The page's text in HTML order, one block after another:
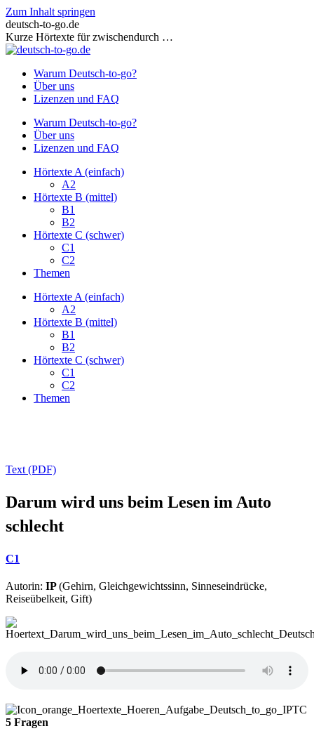
Zum Inhalt springen
deutsch-to-go.de
Kurze Hörtexte für zwischendurch …
Warum Deutsch-to-go?
Über uns
Lizenzen und FAQ
Warum Deutsch-to-go?
Über uns
Lizenzen und FAQ
Hörtexte A (einfach)
A2
Hörtexte B (mittel)
B1
B2
Hörtexte C (schwer)
C1
C2
Themen
Hörtexte A (einfach)
A2
Hörtexte B (mittel)
B1
B2
Hörtexte C (schwer)
C1
C2
Themen
Text (PDF)
Darum wird uns beim Lesen im Auto
schlecht
C1
Autorin: IP(Gehirn, Gleichgewichtssinn, Sinneseindrücke,
Reiseübelkeit, Gift)
5 Fragen